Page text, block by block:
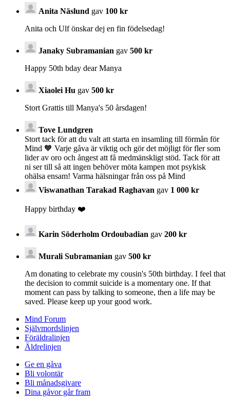
Anita Näslund gav 100 kr
Anita och Ulf önskar dej en fin födelsedag!
Janaky Subramanian gav 500 kr
Happy 50th bday dear Manya
Xiaolei Hu gav 500 kr
Stort Grattis till Manya's 50 årsdagen!
Tove Lundgren
Stort tack för att du valt att starta en insamling till förmån för
Mind 🧡 Varje gåva är viktig och gör det möjligt för fler som
lider av oro och ångest att få medmänskligt stöd. Tack för att
ni ser till så att ingen behöver möta kampen mot psykisk
ohälsa ensam! Varma hälsningar från oss på Mind
Viswanathan Tarakad Raghavan gav 1 000 kr
Happy birthday ❤️
Karin Söderholm Ordoubadian gav 200 kr
Murali Subramanian gav 500 kr
Am donating to celebrate my cousin's 50th birthday. I feel that
the decision to commit suicide is a momentary one. If that
moment can pass by talking to someone, then a life may be
saved. Please keep up your good work.
Mind Forum
Självmordslinjen
Föräldralinjen
Äldrelinjen
Ge en gåva
Bli volontär
Bli månadsgivare
Dina gåvor går fram